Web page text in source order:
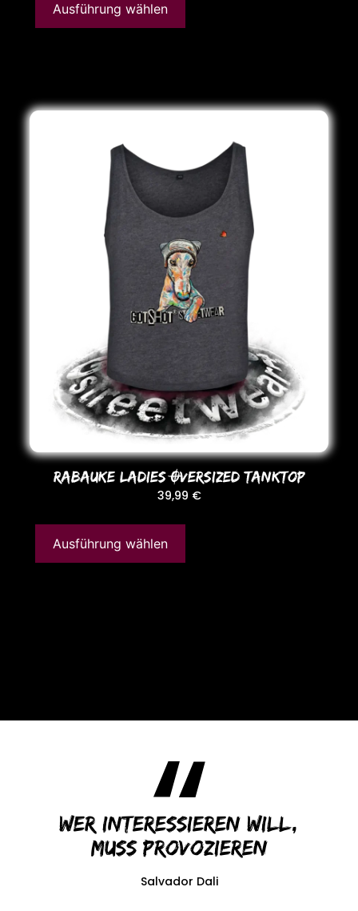
Ausführung wählen
RABAUKE LADIES OVERSIZED TANKToP
39,99 €
Ausführung wählen
Wer interessieren will,
muss provozieren
Salvador Dali